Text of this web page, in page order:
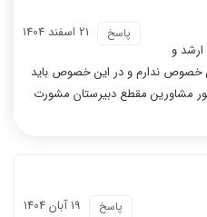
21 اسفند 1404 پاسخ
و
خصوص ندارم و در این خصوص باید
مشاورین مقطع دبیرستان مشورت
19 آبان 1404 پاسخ